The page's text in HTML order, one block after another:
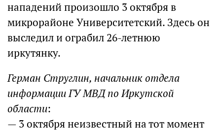
нападений произошло 3 октября в
микрорайоне Университетский. Здесь он
выследил и ограбил 26-летнюю
иркутянку.
Герман Струглин, начальник отдела
информации ГУ МВД по Иркутской
области:
— 3 октября неизвестный на тот момент